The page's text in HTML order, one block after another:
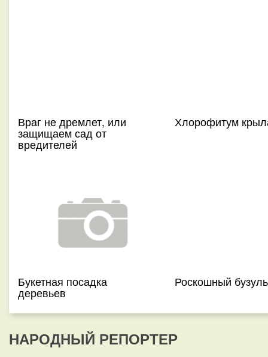
Враг не дремлет, или
защищаем сад от
вредителей
Хлорофитум
Букетная посадка
деревьев
Роскошный
НАРОДНЫЙ РЕПОРТЕР